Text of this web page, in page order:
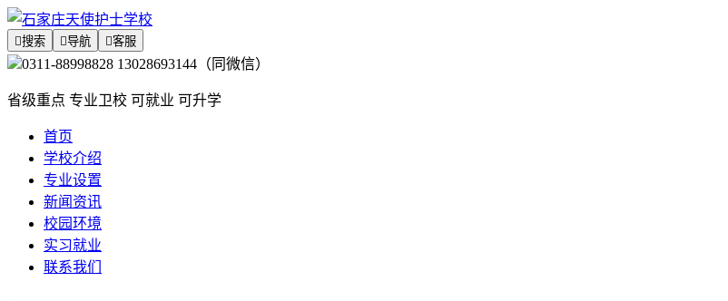
搜索 导航 客服
0311-88998828 13028693144（同微信）
省级重点 专业卫校 可就业 可升学
首页
学校介绍
专业设置
新闻资讯
校园环境
实习就业
联系我们